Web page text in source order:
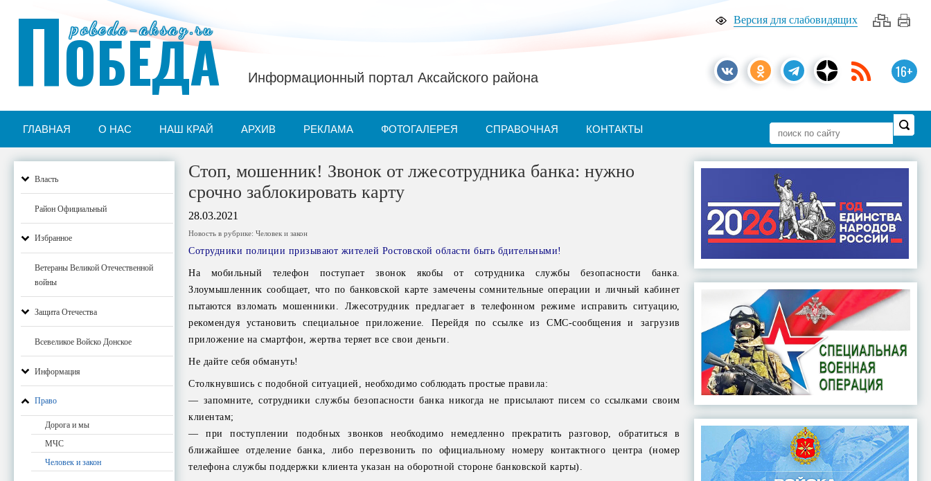
Версия для слабовидящих
16+
pobeda-aksay.ru
ПОБЕДА Информационный портал Аксайского района
ГЛАВНАЯ О НАС НАШ КРАЙ АРХИВ РЕКЛАМА ФОТОГАЛЕРЕЯ СПРАВОЧНАЯ КОНТАКТЫ
Власть
Район Официальный
Избранное
Ветераны Великой Отечественной
войны
Защита Отечества
Всевеликое Войско Донское
Информация
Право
Дорога и мы
МЧС
Человек и закон
Стоп, мошенник! Звонок от лжесотрудника банка: нужно
срочно заблокировать карту
28.03.2021
Новость в рубрике:Человек и закон
Сотрудники полиции призывают жителей Ростовской области быть бдительными!
На мобильный телефон поступает звонок якобы от сотрудника службы безопасности банка.
Злоумышленник сообщает, что по банковской карте замечены сомнительные операции и личный кабинет
пытаются взломать мошенники. Лжесотрудник предлагает в телефонном режиме исправить ситуацию,
рекомендуя установить специальное приложение. Перейдя по ссылке из СМС-сообщения и загрузив
приложение на смартфон, жертва теряет все свои деньги.
Не дайте себя обмануть!
Столкнувшись с подобной ситуацией, необходимо соблюдать простые правила:
— запомните, сотрудники службы безопасности банка никогда не присылают писем со ссылками своим
клиентам;
— при поступлении подобных звонков необходимо немедленно прекратить разговор, обратиться в
ближайшее отделение банка, либо перезвонить по официальному номеру контактного центра (номер
телефона службы поддержки клиента указан на оборотной стороне банковской карты).